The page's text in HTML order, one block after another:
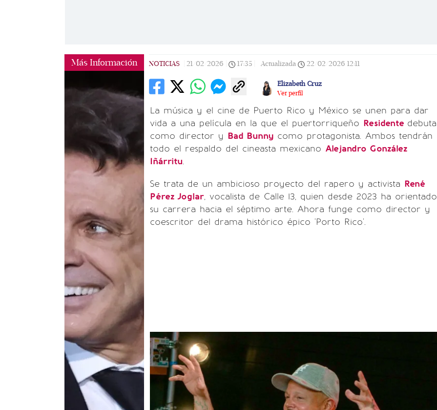
Más Información NOTICIAS 21/02/2026 17:35 Actualizada 22/02/2026 12:11
Elizabeth Cruz
Ver perfil
La música y el cine de Puerto Rico y México se unen para dar
vida a una película en la que el puertorriqueño Residente debuta
como director y Bad Bunny como protagonista. Ambos tendrán
todo el respaldo del cineasta mexicano Alejandro González
Iñárritu.
Se trata de un ambicioso proyecto del rapero y activista René
Pérez Joglar, vocalista de Calle 13, quien desde 2023 ha orientado
su carrera hacia el séptimo arte. Ahora funge como director y
coescritor del drama histórico épico 'Porto Rico'.